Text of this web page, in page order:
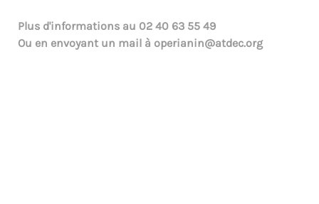
Plus d'informations au 02 40 63 55 49
Ou en envoyant un mail à operianin@atdec.org